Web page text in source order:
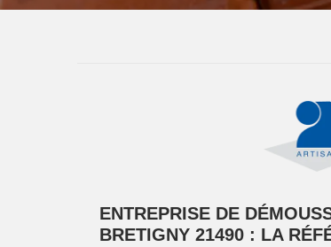
ENTREPRISE DE
BRETIGNY 21490 : LA